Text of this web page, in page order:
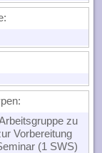
:
zu
Vorbereitung
(1 SWS)